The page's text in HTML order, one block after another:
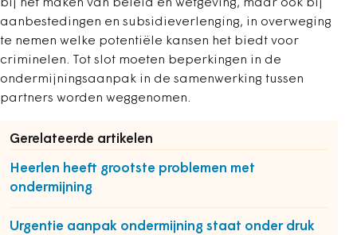
bij het maken van beleid en wetgeving, maar ook bij
aanbestedingen en subsidieverlenging, in overweging
te nemen welke potentiële kansen het biedt voor
criminelen. Tot slot moeten beperkingen in de
ondermijningsaanpak in de samenwerking tussen
partners worden weggenomen.
Gerelateerde artikelen
Heerlen heeft grootste problemen met
ondermijning
Urgentie aanpak ondermijning staat onder druk